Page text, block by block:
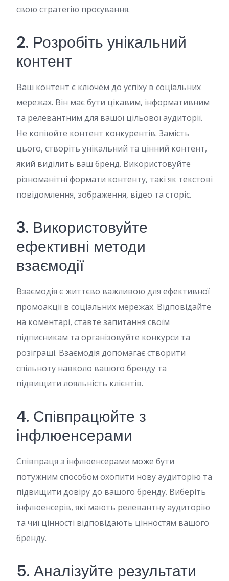
свою стратегію просування.
2. Розробіть унікальний
контент
Ваш контент є ключем до успіху в соціальних
мережах. Він має бути цікавим, інформативним
та релевантним для вашої цільової аудиторії.
Не копіюйте контент конкурентів. Замість
цього, створіть унікальний та цінний контент,
який виділить ваш бренд. Використовуйте
різноманітні формати контенту, такі як текстові
повідомлення, зображення, відео та сторіс.
3. Використовуйте
ефективні методи
взаємодії
Взаємодія є життєво важливою для ефективної
промоакції в соціальних мережах. Відповідайте
на коментарі, ставте запитання своїм
підписникам та організовуйте конкурси та
розіграші. Взаємодія допомагає створити
спільноту навколо вашого бренду та
підвищити лояльність клієнтів.
4. Співпрацюйте з
інфлюенсерами
Співпраця з інфлюенсерами може бути
потужним способом охопити нову аудиторію та
підвищити довіру до вашого бренду. Виберіть
інфлюенсерів, які мають релевантну аудиторію
та чиї цінності відповідають цінностям вашого
бренду.
5. Аналізуйте результати